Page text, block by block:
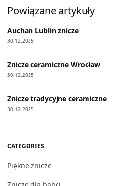
Powiązane artykuły
Auchan Lublin znicze
30.12.2025
Znicze ceramiczne Wrocław
30.12.2025
Znicze tradycyjne ceramiczne
30.12.2025
CATEGORIES
Piękne znicze